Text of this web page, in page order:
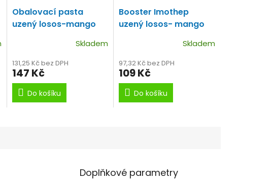
Obalovací pasta
uzený losos-mango
Obalovačka losos-
mango.
Skladem
131,25 Kč bez DPH
147 Kč
Do košíku
Booster Imothep
uzený losos- mango
Zálivka s příchutí
uzeného lososa a
manga
Skladem
97,32 Kč bez DPH
109 Kč
Do košíku
Doplňkové parametry